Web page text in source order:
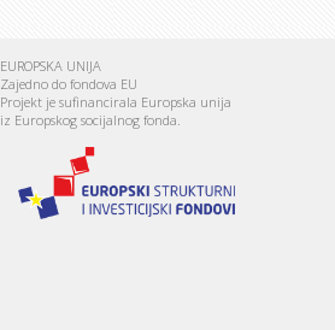
EUROPSKA UNIJA
Zajedno do fondova EU
Projekt je sufinancirala Europska unija
iz Europskog socijalnog fonda.